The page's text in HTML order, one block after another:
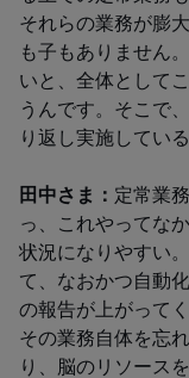
それらの業務が膨
も子もありません
いと、全体として
うんです。そこで
り返し実施してい
田中さま： 定常業
っ、これやってな
状況になりやすい
て、なおかつ自動
の報告が上がって
その業務自体を忘
り、脳のリソース